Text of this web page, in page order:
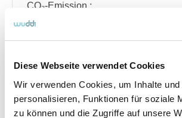
Diese Webseite verwendet Cookies
Wir verwenden Cookies, um Inhalte
personalisieren, Funktionen für soziale
zu können und die Zugriffe auf unsere
CO₂-Emission :
CO₂-Klasse :
Angebotsnummer